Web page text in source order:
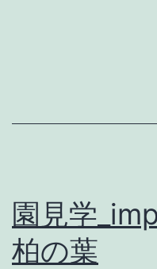
園見学
柏の葉